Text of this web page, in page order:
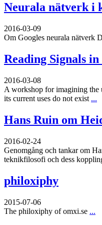
Neurala nätverk i
2016-03-09
Om Googles neurala nätverk
Reading Signals
2016-03-08
A workshop for imagining the
its current uses do not exist ...
Hans Ruin om
2016-02-24
Genomgång och tankar om
teknikfilosofi och dess
philoxiphy
2015-07-06
The philoxiphy of omxi.se ...